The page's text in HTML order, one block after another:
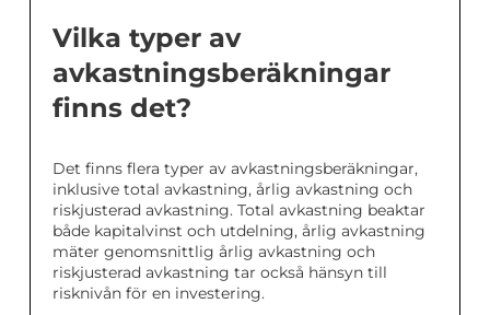
Vilka typer av
avkastningsberäkningar
finns det?
Det finns flera typer av avkastningsberäkningar,
inklusive total avkastning, årlig avkastning och
riskjusterad avkastning. Total avkastning beaktar
både kapitalvinst och utdelning, årlig avkastning
mäter genomsnittlig årlig avkastning och
riskjusterad avkastning tar också hänsyn till
risknivån för en investering.